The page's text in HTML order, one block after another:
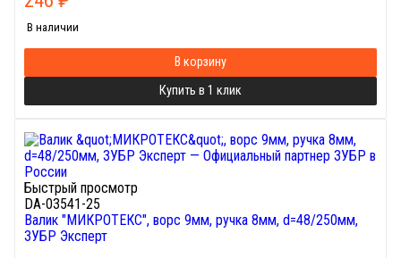
В наличии
В корзину
Купить в 1 клик
Быстрый просмотр
DA-03541-25
Валик "МИКРОТЕКС", ворс 9мм, ручка 8мм, d=48/250мм,
ЗУБР Эксперт